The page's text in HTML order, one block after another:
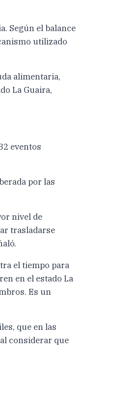
Según el balance
utilizado
alimentaria,
La Guaira,
eventos
por las
nivel de
trasladarse
el tiempo para
en el estado La
Es un
que en las
considerar que